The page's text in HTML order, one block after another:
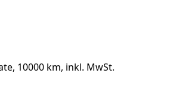
10000 km, inkl. MwSt.